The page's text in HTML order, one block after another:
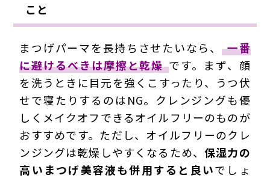
こと
まつげパーマを長持ちさせたいなら、
一番
に避けるべきは摩擦と乾燥 です。まず、顔
を洗うときに目元を強くこすったり、うつ伏
せで寝たりするのはNG。クレンジングも優
しくメイクオフできるオイルフリーのものが
おすすめです。ただし、オイルフリーのクレ
ンジングは乾燥しやすくなるため、保湿力の
高いまつげ美容液も併用すると良いでしょ